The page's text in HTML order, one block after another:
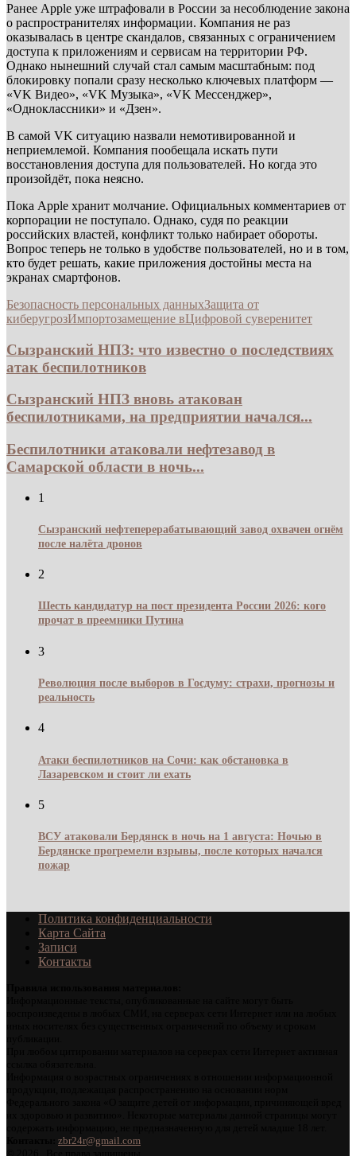
Ранее Apple уже штрафовали в России за несоблюдение закона
о распространителях информации. Компания не раз
оказывалась в центре скандалов, связанных с ограничением
доступа к приложениям и сервисам на территории РФ.
Однако нынешний случай стал самым масштабным: под
блокировку попали сразу несколько ключевых платформ —
«VK Видео», «VK Музыка», «VK Мессенджер»,
«Одноклассники» и «Дзен».
В самой VK ситуацию назвали немотивированной и
неприемлемой. Компания пообещала искать пути
восстановления доступа для пользователей. Но когда это
произойдёт, пока неясно.
Пока Apple хранит молчание. Официальных комментариев от
корпорации не поступало. Однако, судя по реакции
российских властей, конфликт только набирает обороты.
Вопрос теперь не только в удобстве пользователей, но и в том,
кто будет решать, какие приложения достойны места на
экранах смартфонов.
Безопасность персональных данныхЗащита от
киберугрозИмпортозамещение вЦифровой суверенитет
Сызранский НПЗ: что известно о последствиях
атак беспилотников
Сызранский НПЗ вновь атакован
беспилотниками, на предприятии начался...
Беспилотники атаковали нефтезавод в
Самарской области в ночь...
1
Сызранский нефтеперерабатывающий завод охвачен огнём
после налёта дронов
2
Шесть кандидатур на пост президента России 2026: кого
прочат в преемники Путина
3
Революция после выборов в Госдуму: страхи, прогнозы и
реальность
4
Атаки беспилотников на Сочи: как обстановка в
Лазаревском и стоит ли ехать
5
ВСУ атаковали Бердянск в ночь на 1 августа: Ночью в
Бердянске прогремели взрывы, после которых начался
пожар
Политика конфиденциальности
Карта Сайта
Записи
Контакты
zbr24r@gmail.com